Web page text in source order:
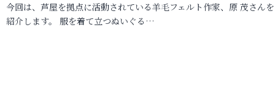
今回は、芦屋を拠点に活動されている羊毛フェルト作家、原 茂さん
紹介します。 服を着て立つぬいぐる…